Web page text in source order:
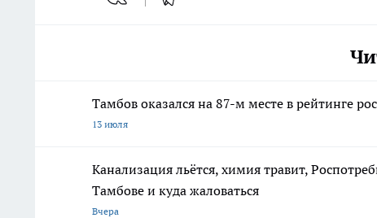
Тамбов оказался на 87-м месте в рейтинге
13 июля
Канализация льётся, химия травит,
Тамбове и куда жаловаться
Вчера